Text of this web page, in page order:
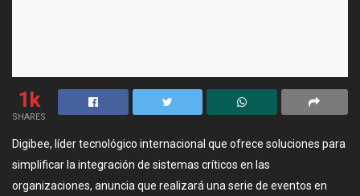
1k
SHARES
Digibee, líder tecnológico internacional que ofrece soluciones para
simplificar la integración de sistemas críticos en las
organizaciones, anuncia que realizará una serie de eventos en